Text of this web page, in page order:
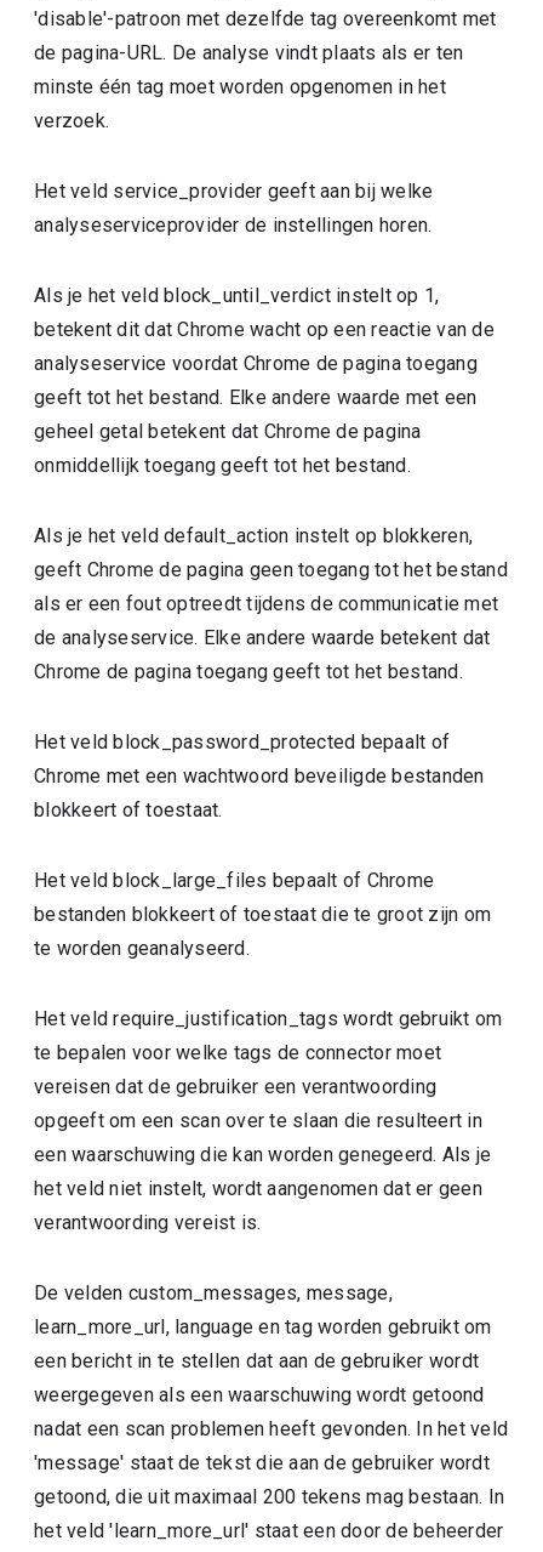
'disable'-patroon met dezelfde tag overeenkomt met
de pagina-URL. De analyse vindt plaats als er ten
minste één tag moet worden opgenomen in het
verzoek.
Het veld service_provider geeft aan bij welke
analyseserviceprovider de instellingen horen.
Als je het veld block_until_verdict instelt op 1,
betekent dit dat Chrome wacht op een reactie van de
analyseservice voordat Chrome de pagina toegang
geeft tot het bestand. Elke andere waarde met een
geheel getal betekent dat Chrome de pagina
onmiddellijk toegang geeft tot het bestand.
Als je het veld default_action instelt op blokkeren,
geeft Chrome de pagina geen toegang tot het bestand
als er een fout optreedt tijdens de communicatie met
de analyseservice. Elke andere waarde betekent dat
Chrome de pagina toegang geeft tot het bestand.
Het veld block_password_protected bepaalt of
Chrome met een wachtwoord beveiligde bestanden
blokkeert of toestaat.
Het veld block_large_files bepaalt of Chrome
bestanden blokkeert of toestaat die te groot zijn om
te worden geanalyseerd.
Het veld require_justification_tags wordt gebruikt om
te bepalen voor welke tags de connector moet
vereisen dat de gebruiker een verantwoording
opgeeft om een scan over te slaan die resulteert in
een waarschuwing die kan worden genegeerd. Als je
het veld niet instelt, wordt aangenomen dat er geen
verantwoording vereist is.
De velden custom_messages, message,
learn_more_url, language en tag worden gebruikt om
een bericht in te stellen dat aan de gebruiker wordt
weergegeven als een waarschuwing wordt getoond
nadat een scan problemen heeft gevonden. In het veld
'message' staat de tekst die aan de gebruiker wordt
getoond, die uit maximaal 200 tekens mag bestaan. In
het veld 'learn_more_url' staat een door de beheerder